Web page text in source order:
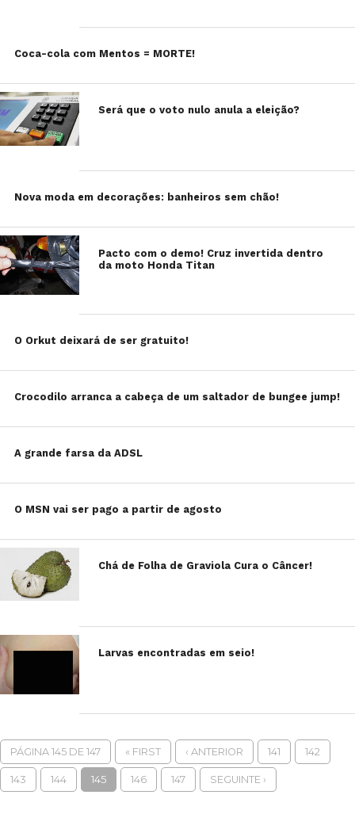
Coca-cola com Mentos = MORTE!
Será que o voto nulo anula a eleição?
Nova moda em decorações: banheiros sem chão!
Pacto com o demo! Cruz invertida dentro
da moto Honda Titan
O Orkut deixará de ser gratuito!
Crocodilo arranca a cabeça de um saltador de bungee jump!
A grande farsa da ADSL
O MSN vai ser pago a partir de agosto
Chá de Folha de Graviola Cura o Câncer!
Larvas encontradas em seio!
PÁGINA 145 DE 147 « FIRST ‹ ANTERIOR 141 142
143 144 145 146 147 SEGUINTE ›